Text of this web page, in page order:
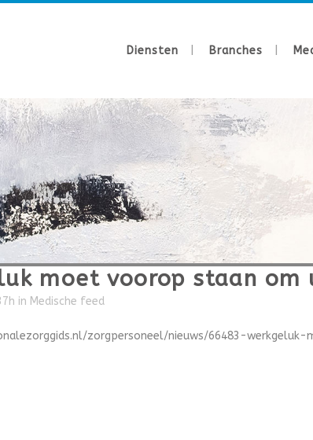
Diensten Branches
moet voorop staan
in Medische feed
zorgpersoneel/nieuws/66483-